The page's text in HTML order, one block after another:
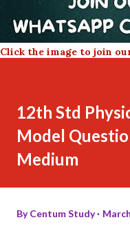
Click the image to join
12th Std
Model
Medium
ByCentum Study